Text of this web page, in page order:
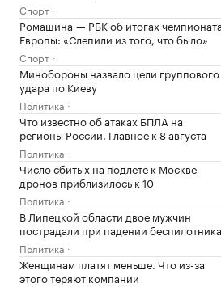
Спорт
Ромашина — РБК об итогах чемпионата
Европы: «Слепили из того, что было»
Спорт
Минобороны назвало цели группового
удара по Киеву
Политика
Что известно об атаках БПЛА на
регионы России. Главное к 8 августа
Политика
Число сбитых на подлете к Москве
дронов приблизилось к 10
Политика
В Липецкой области двое мужчин
пострадали при падении беспилотника
Политика
Женщинам платят меньше. Что из-за
этого теряют компании